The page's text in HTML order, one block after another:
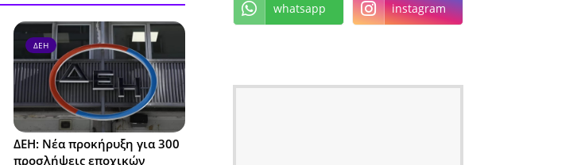
ΔΕΗ
ΔΕΗ: Νέα προκήρυξη για 300
προσλήψεις εποχικών
whatsapp instagram